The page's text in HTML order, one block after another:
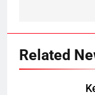
Related